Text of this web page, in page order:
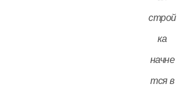
строй
ка
начне
тся в